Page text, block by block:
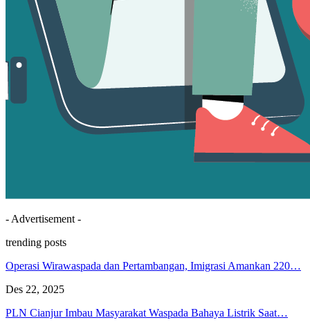
- Advertisement -
trending posts
Operasi Wirawaspada dan Pertambangan, Imigrasi Amankan 220…
Des 22, 2025
PLN Cianjur Imbau Masyarakat Waspada Bahaya Listrik Saat…